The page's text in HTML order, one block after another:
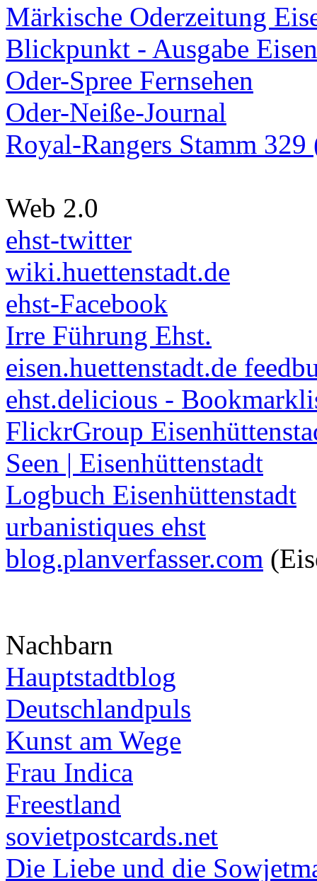
Märkische Oderzeitung
Blickpunkt - Ausgabe
Oder-Spree Fernsehen
Oder-Neiße-Journal
Royal-Rangers Stamm
Web 2.0
ehst-twitter
wiki.huettenstadt.de
ehst-Facebook
Irre Führung Ehst.
eisen.huettenstadt.de
ehst.delicious -
FlickrGroup
Seen | Eisenhüttenstadt
Logbuch Eisenhüttenstadt
urbanistiques ehst
blog.planverfasser.com
Nachbarn
Hauptstadtblog
Deutschlandpuls
Kunst am Wege
Frau Indica
Freestland
sovietpostcards.net
Die Liebe und die